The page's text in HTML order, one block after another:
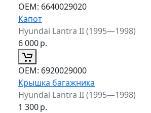
ОЕМ: 6640029020
Капот
Hyundai Lantra II (1995—1998)
6 000р.
ОЕМ: 6920029000
Крышка багажника
Hyundai Lantra II (1995—1998)
1 300р.